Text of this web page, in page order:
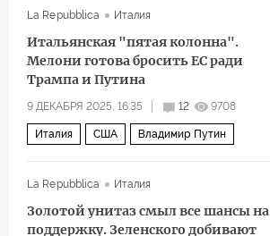
La Repubblica
Италия
Итальянская "пятая колонна".
Мелони готова бросить ЕС ради
Трампа и Путина
9 ДЕКАБРЯ 2025, 16:35 12 9708
Италия США Владимир Путин
La Repubblica
Италия
Золотой унитаз смыл все шансы на
поддержку. Зеленского добивают